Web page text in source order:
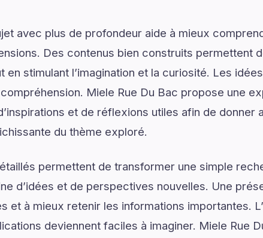
avec plus de profondeur aide à mieux
Des contenus bien construits permettent
en stimulant l’imagination et la curiosité. Les
compréhension. Miele Rue Du Bac propose une
et de réflexions utiles afin de donner
du thème exploré.
permettent de transformer une simple
d’idées et de perspectives nouvelles. Une
et à mieux retenir les informations importantes.
deviennent faciles à imaginer. Miele Rue